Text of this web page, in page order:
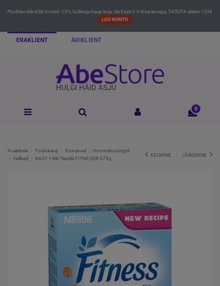
Püsikliendile kõik tooted -15%, kulleriga kaup koju üle Eesti 2-3 tööpäevaga, TASUTA alates 129€
LOO KONTO
ERAKLIENT ÄRIKLIENT
HULGI HÄID ASJU
0
Avalehele Toidukaup Kuivained
Hommikusöögid
Helbed
KAST 14tk! Nestlé FITNESS® 375g
EELMINE JÄRGMINE